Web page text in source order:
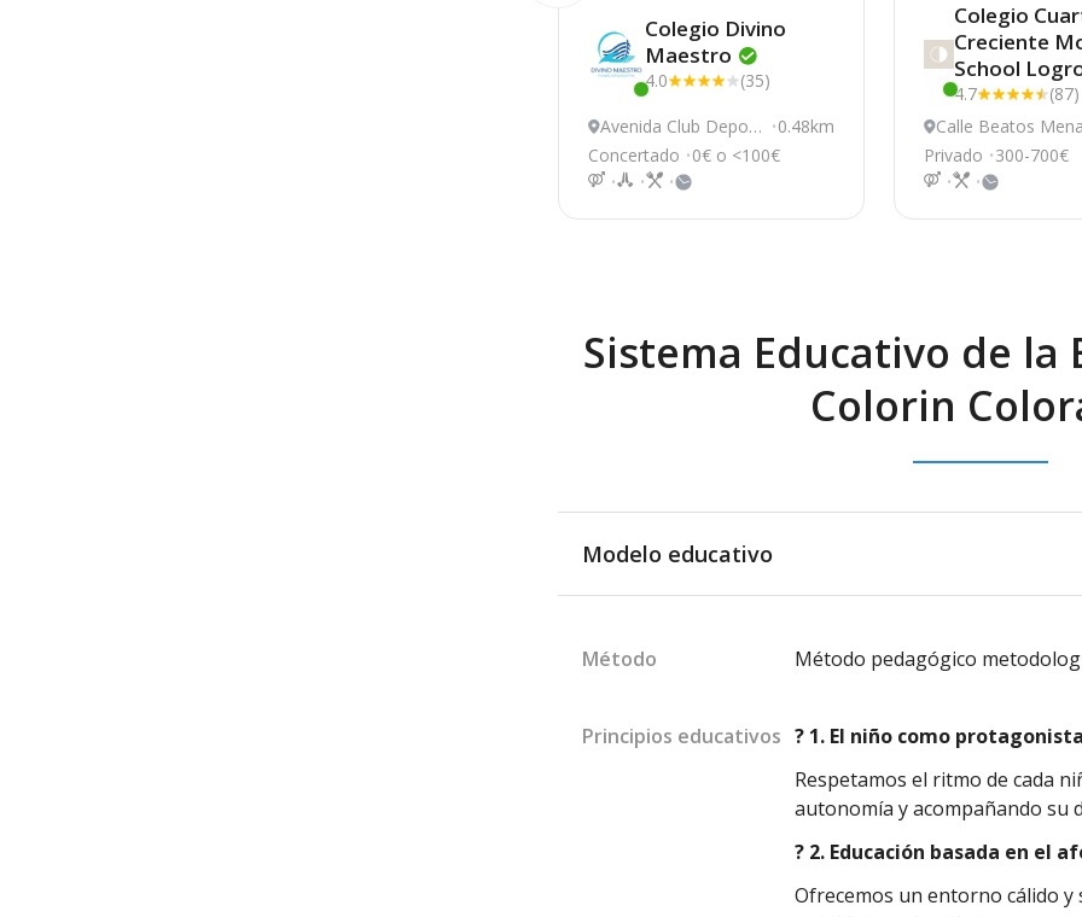
Este centro ha estado online recientemente
Colegio Divino
Maestro
4.0
(35)
Avenida Club Deporti
vo 25, Logroño
0.48km
Concertado
0€ o <100€
Este centro ha
Colegio
Creciente
School
4.7
(87)
Calle Beatos
Navarrete 6,
o
Privado
300-700€
Sistema Educativo de la
Colorin
Modelo educativo
Método Método pedagógico
Principios educativos ? 1. El niño como protagonista
Respetamos el ritmo de cada
autonomía y acompañando su
? 2. Educación basada en el
Ofrecemos un entorno cálido